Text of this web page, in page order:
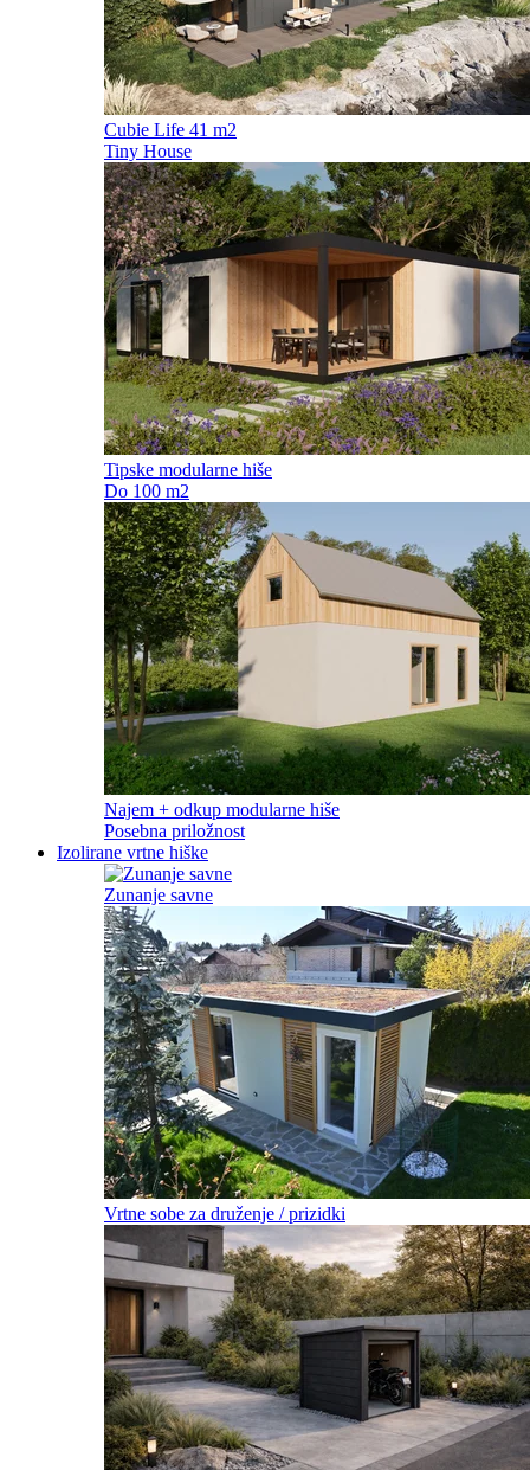
Cubie Life 41 m2
Tiny House
Tipske modularne hiše
Do 100 m2
Najem + odkup modularne hiše
Posebna priložnost
Izolirane vrtne hiške
Zunanje savne
Vrtne sobe za druženje / prizidki